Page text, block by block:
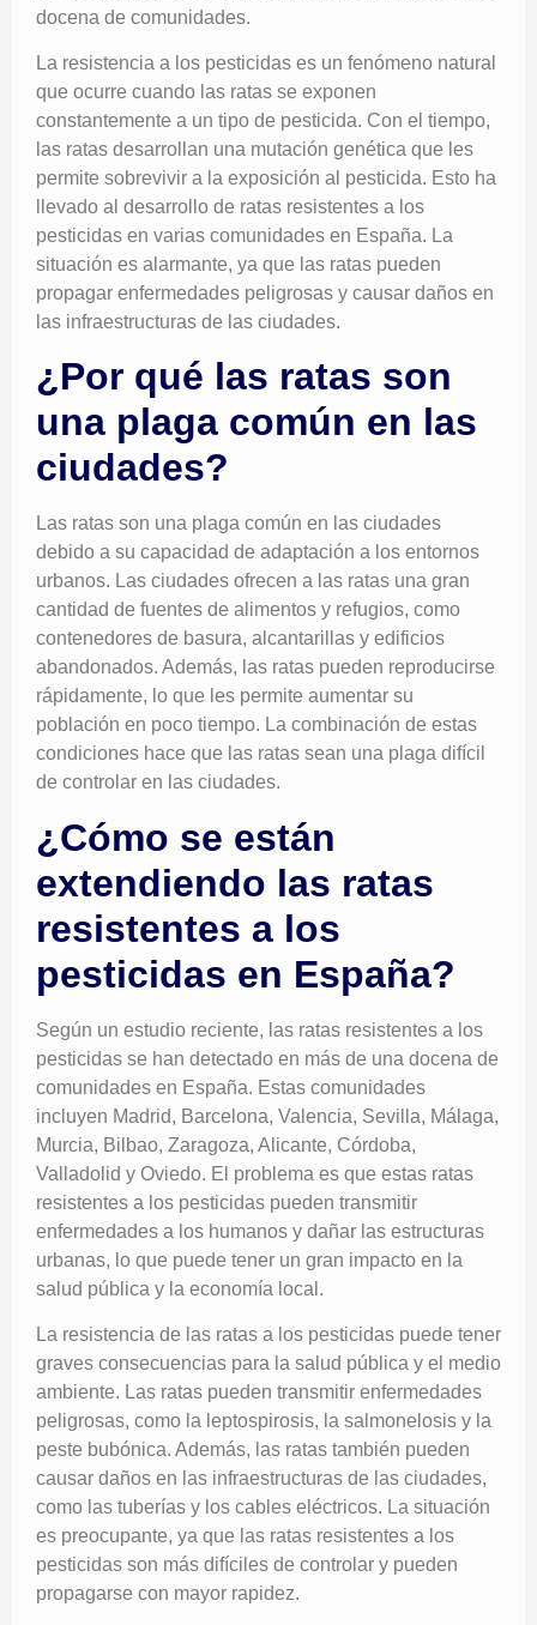
docena de comunidades.
La resistencia a los pesticidas es un fenómeno natural
que ocurre cuando las ratas se exponen
constantemente a un tipo de pesticida. Con el tiempo,
las ratas desarrollan una mutación genética que les
permite sobrevivir a la exposición al pesticida. Esto ha
llevado al desarrollo de ratas resistentes a los
pesticidas en varias comunidades en España. La
situación es alarmante, ya que las ratas pueden
propagar enfermedades peligrosas y causar daños en
las infraestructuras de las ciudades.
¿Por qué las ratas son
una plaga común en las
ciudades?
Las ratas son una plaga común en las ciudades
debido a su capacidad de adaptación a los entornos
urbanos. Las ciudades ofrecen a las ratas una gran
cantidad de fuentes de alimentos y refugios, como
contenedores de basura, alcantarillas y edificios
abandonados. Además, las ratas pueden reproducirse
rápidamente, lo que les permite aumentar su
población en poco tiempo. La combinación de estas
condiciones hace que las ratas sean una plaga difícil
de controlar en las ciudades.
¿Cómo se están
extendiendo las ratas
resistentes a los
pesticidas en España?
Según un estudio reciente, las ratas resistentes a los
pesticidas se han detectado en más de una docena de
comunidades en España. Estas comunidades
incluyen Madrid, Barcelona, Valencia, Sevilla, Málaga,
Murcia, Bilbao, Zaragoza, Alicante, Córdoba,
Valladolid y Oviedo. El problema es que estas ratas
resistentes a los pesticidas pueden transmitir
enfermedades a los humanos y dañar las estructuras
urbanas, lo que puede tener un gran impacto en la
salud pública y la economía local.
La resistencia de las ratas a los pesticidas puede tener
graves consecuencias para la salud pública y el medio
ambiente. Las ratas pueden transmitir enfermedades
peligrosas, como la leptospirosis, la salmonelosis y la
peste bubónica. Además, las ratas también pueden
causar daños en las infraestructuras de las ciudades,
como las tuberías y los cables eléctricos. La situación
es preocupante, ya que las ratas resistentes a los
pesticidas son más difíciles de controlar y pueden
propagarse con mayor rapidez.